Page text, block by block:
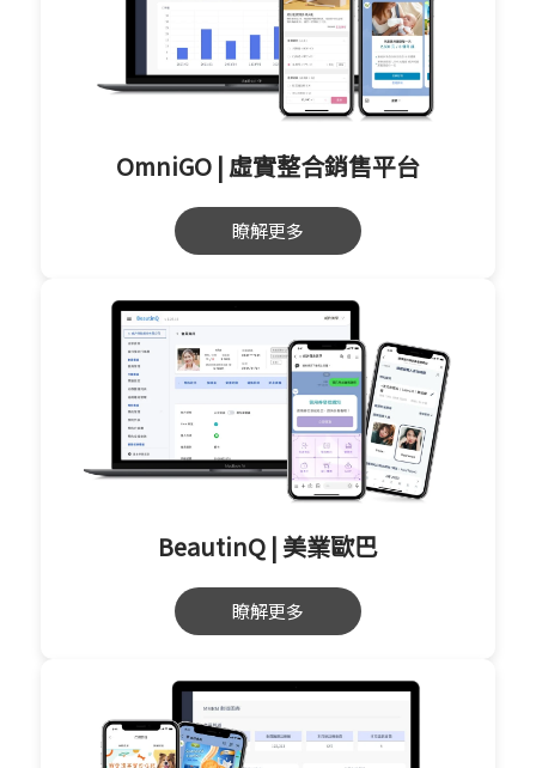
OmniGO | 虛實整合銷售平台
瞭解更多
BeautinQ | 美業歐巴
瞭解更多